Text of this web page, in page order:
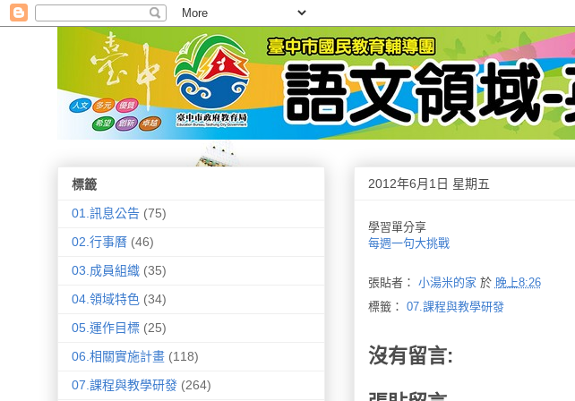
2012年6月1日 星期五
學習單分享
每週一句大挑戰
張貼者： 小湯米的家 於 晚上8:26
標籤： 07.課程與教學研發
沒有留言:
標籤
01.訊息公告 (75)
02.行事曆 (46)
03.成員組織 (35)
04.領域特色 (34)
05.運作目標 (25)
06.相關實施計畫 (118)
07.課程與教學研發 (264)